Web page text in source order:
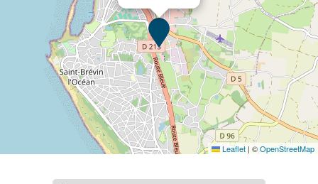
Leaflet | ©OpenStreetMap